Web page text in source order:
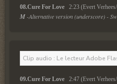
08.Cure For Love 2:23 (Evert
M -Alternative version (underscore) -
Clip audio : Le lecteur Adobe
09.Cure For Love 2:47 (Evert